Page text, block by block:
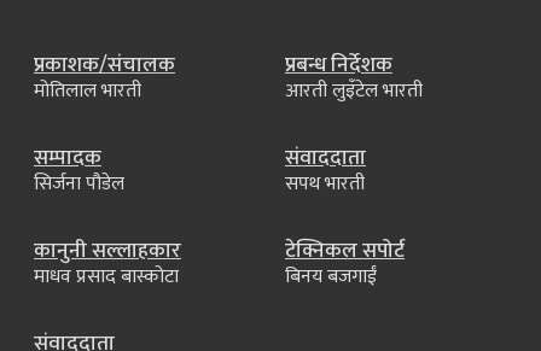
प्रकाशक/संचालक
मोतिलाल भारती
प्रबन्ध निर्देशक
आरती लुइँटेल भारती
सम्पादक
सिर्जना पौडेल
संवाददाता
सपथ भारती
कानुनी सल्लाहकार
माधव प्रसाद बास्कोटा
टेक्निकल सपोर्ट
बिनय बजगाईं
संवाददाता